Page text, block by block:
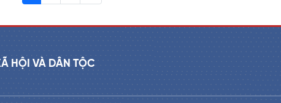
HỘI VÀ DÂN TỘC